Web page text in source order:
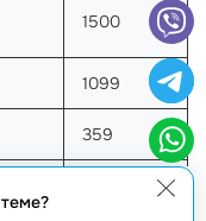
1500
1099
359